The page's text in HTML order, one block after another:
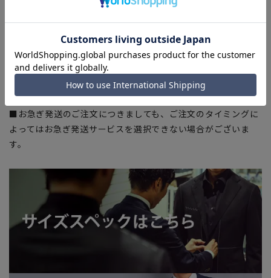
下での光加減により、実際の商品と掲載画像の色味が異なる場
合がございます。
■生地や仕様・デザインにより、着用感や実際のサイズ表に若
干の誤差が生じる場合がございます。予めご了承ください。
■店舗や各モールサイトと商品在庫を共有しております関係
上、ご注文いただいたタイミングにより欠品が発生し、ご注文
を完了できない場合がございます。予めご了承ください。
■お急ぎ発送のご注文につきましても、ご注文のタイミングに
よってはお急ぎ発送サービスを選択できない場合がございま
す。